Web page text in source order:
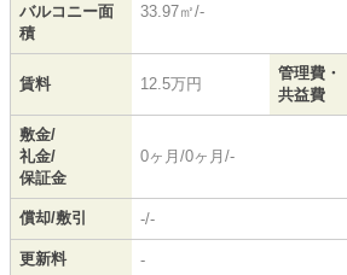
バルコニー面
積
33.97㎡/-
賃料 12.5万円
管理費・
共益費
敷金/
礼金/
保証金
0ヶ月/0ヶ月/-
償却/敷引 -/-
更新料 -